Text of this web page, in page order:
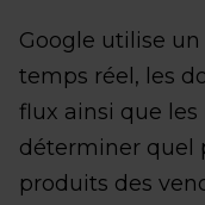
Google utilise
temps réel, les
flux ainsi que
déterminer quel
produits des